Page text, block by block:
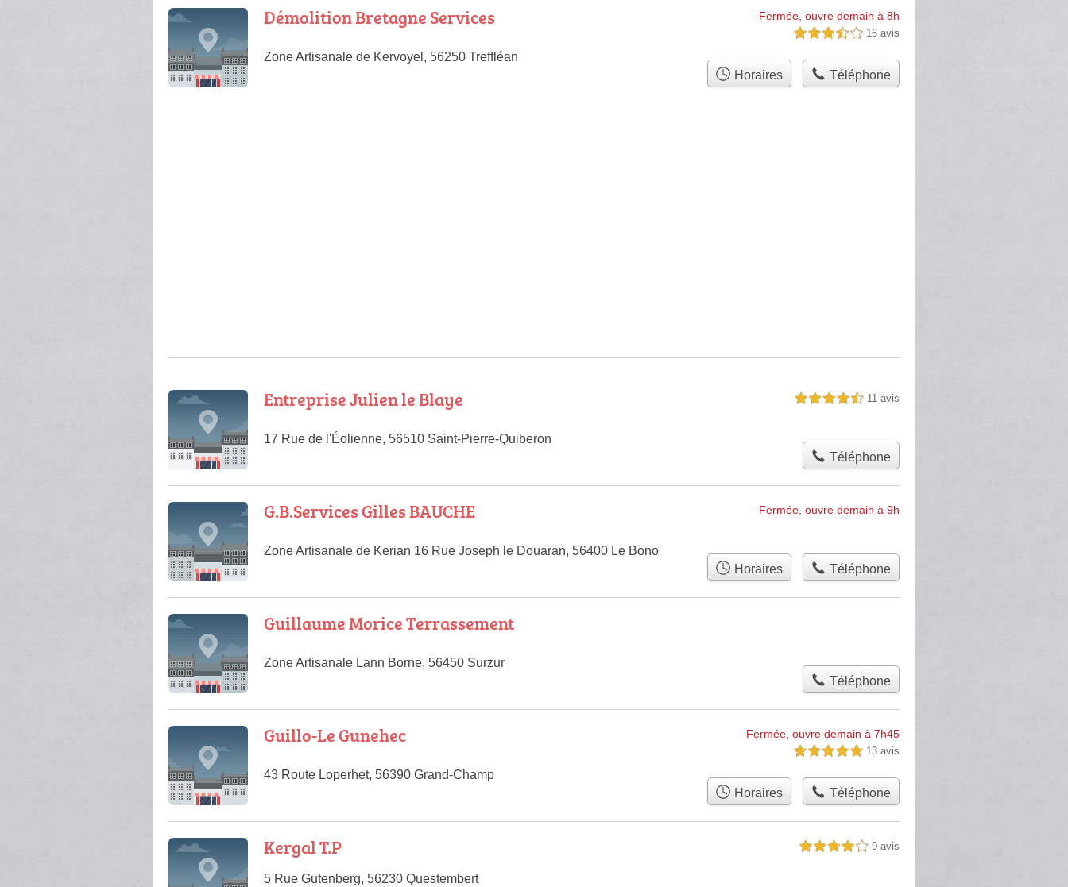
Démolition Bretagne Services
Zone Artisanale de Kervoyel, 56250 Treffléan
Fermée, ouvre demain à 8h
3,5 étoiles sur 5 16 avis
Horaires Téléphone
Entreprise Julien le Blaye
17 Rue de l'Éolienne, 56510 Saint-Pierre-Quiberon
4,5 étoiles sur 5 11 avis
Téléphone
G.B.Services Gilles BAUCHE
Zone Artisanale de Kerian 16 Rue Joseph le Douaran, 56400 Le Bono
Fermée, ouvre demain à 9h
Horaires Téléphone
Guillaume Morice Terrassement
Zone Artisanale Lann Borne, 56450 Surzur
Téléphone
Guillo-Le Gunehec
43 Route Loperhet, 56390 Grand-Champ
Fermée, ouvre demain à 7h45
5,0 étoiles sur 5 13 avis
Horaires Téléphone
Kergal T.P
5 Rue Gutenberg, 56230 Questembert
4,0 étoiles sur 5 9 avis